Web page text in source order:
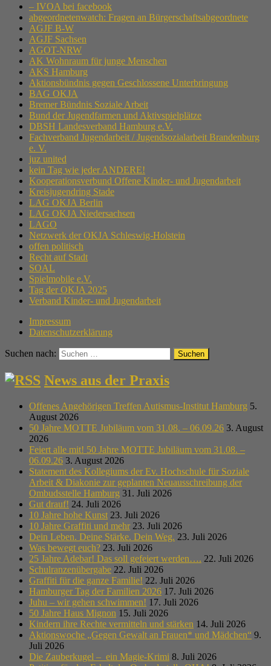
– IVOA bei facebook
abgeordnetenwatch: Fragen an Bürgerschaftsabgeordnete
AGJF B-W
AGJF Sachsen
AGOT-NRW
AK Wohnraum für junge Menschen
AKS Hamburg
Aktionsbündnis gegen Geschlossene Unterbringung
BAG OKJA
Bremer Bündnis Soziale Arbeit
Bund der Jugendfarmen und Aktivspielplätze
DBSH Landesverband Hamburg e.V.
Fachverband Jugendarbeit / Jugendsozialarbeit Brandenburg
e. V.
juz united
kein Tag wie jeder ANDERE!
Kooperationsverbund Offene Kinder- und Jugendarbeit
Kreisjugendring Stade
LAG OKJA Berlin
LAG OKJA Niedersachsen
LAGO
Netzwerk der OKJA Schleswig-Holstein
offen politisch
Recht auf Stadt
SOAL
Spielmobile e.V.
Tag der OKJA 2025
Verband Kinder- und Jugendarbeit
Impressum
Datenschutzerklärung
Suchen nach:
News aus der Praxis
Offenes Angehörigen Treffen Autismus-Institut Hamburg 5.
August 2026
50 Jahre MOTTE Jubiläum vom 31.08. – 06.09.26 3. August
2026
Feiert alle mit! 50 Jahre MOTTE Jubiläum vom 31.08. –
06.09.26 3. August 2026
Statement des Kollegiums der Ev. Hochschule für Soziale
Arbeit & Diakonie zur geplanten Neuausschreibung der
Ombudsstelle Hamburg 31. Juli 2026
Gut drauf! 24. Juli 2026
10 Jahre hohe Kunst 23. Juli 2026
10 Jahre Graffiti und mehr 23. Juli 2026
Dein Leben. Deine Stärke. Dein Weg. 23. Juli 2026
Was bewegt euch? 23. Juli 2026
25 Jahre Adebar! Das soll gefeiert werden…. 22. Juli 2026
Schulranzenübergabe 22. Juli 2026
Graffiti für die ganze Familie! 22. Juli 2026
Hamburger Tag der Familien 2026 17. Juli 2026
Juhu – wir gehen schwimmen! 17. Juli 2026
50 Jahre Haus Mignon 15. Juli 2026
Kindern ihre Rechte vermitteln und stärken 14. Juli 2026
Aktionswoche „Gegen Gewalt an Frauen* und Mädchen“ 9.
Juli 2026
Die Zauberkugel – ein Magie-Krimi 8. Juli 2026